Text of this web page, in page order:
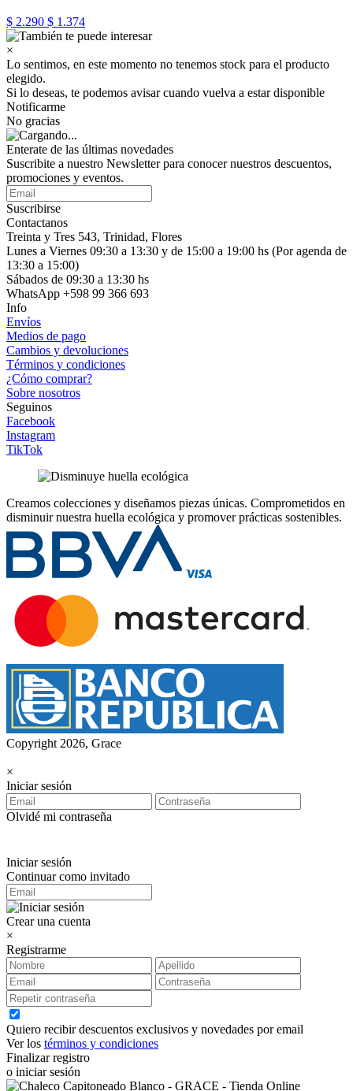
$ 2.290 $ 1.374
×
Lo sentimos, en este momento no tenemos stock para el producto
elegido.
Si lo deseas, te podemos avisar cuando vuelva a estar disponible
Notificarme
No gracias
Enterate de las últimas novedades
Suscribite a nuestro Newsletter para conocer nuestros descuentos,
promociones y eventos.
Suscribirse
Contactanos
Treinta y Tres 543, Trinidad, Flores
Lunes a Viernes 09:30 a 13:30 y de 15:00 a 19:00 hs (Por agenda de
13:30 a 15:00)
Sábados de 09:30 a 13:30 hs
WhatsApp +598 99 366 693
Info
Envíos
Medios de pago
Cambios y devoluciones
Términos y condiciones
¿Cómo comprar?
Sobre nosotros
Seguinos
Facebook
Instagram
TikTok
Creamos colecciones y diseñamos piezas únicas. Comprometidos en
disminuir nuestra huella ecológica y promover prácticas sostenibles.
Copyright 2026, Grace
×
Iniciar sesión
Olvidé mi contraseña
Iniciar sesión
Continuar como invitado
Crear una cuenta
×
Registrarme
Quiero recibir descuentos exclusivos y novedades por email
Ver los términos y condiciones
Finalizar registro
o iniciar sesión